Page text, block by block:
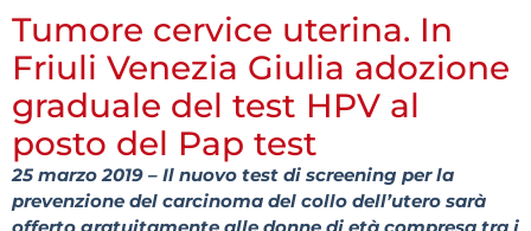
Tumore cervice uterina. In
Friuli Venezia Giulia adozione
graduale del test HPV al
posto del Pap test
25 marzo 2019 – Il nuovo test di screening per la
prevenzione del carcinoma del collo dell’utero sarà